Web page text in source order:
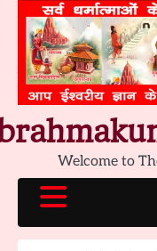
content
Welcome to